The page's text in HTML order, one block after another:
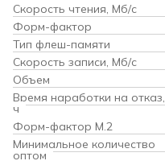
Скорость чтения, Мб/с
Форм-фактор
Тип флеш-памяти
Скорость записи, Мб/с
Объем
Время наработки на отказ,
ч
Форм-фактор M.2
Минимальное количество
оптом